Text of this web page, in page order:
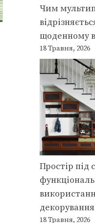
Чим
щоденному
18 Травня, 2026
Простір під
18 Травня, 2026